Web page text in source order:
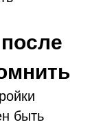
быть